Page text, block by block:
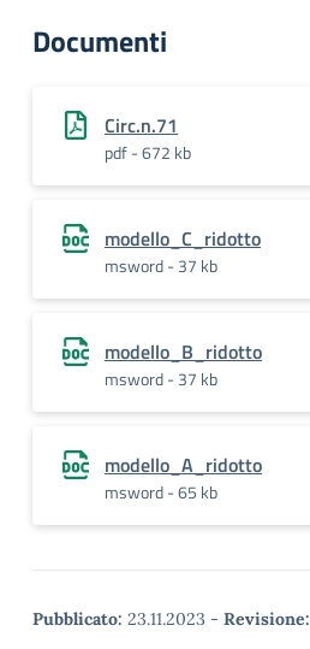
Documenti
Circ.n.71
pdf - 672 kb
modello_C_ridotto
msword - 37 kb
modello_B_ridotto
msword - 37 kb
modello_A_ridotto
msword - 65 kb
Pubblicato: 23.11.2023 - Revisione: